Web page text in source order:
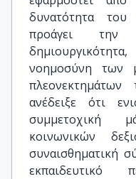
δυνατότητα
προάγει
νοημοσύνη των
ανέδειξε ότι
συμμετοχική
κοινωνικών
συναισθηματική
εκπαιδευτικό